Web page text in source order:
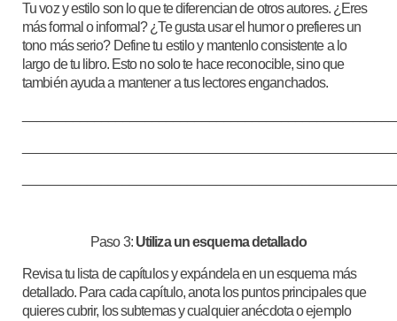
Tu voz y estilo son lo que te diferencian de otros autores. ¿Eres
más formal o informal? ¿Te gusta usar el humor o prefieres un
tono más serio? Define tu estilo y mantenlo consistente a lo
largo de tu libro. Esto no solo te hace reconocible, sino que
también ayuda a mantener a tus lectores enganchados.
Paso 3:Utiliza un esquema detallado
Revisa tu lista de capítulos y expándela en un esquema más
detallado. Para cada capítulo, anota los puntos principales que
quieres cubrir, los subtemas y cualquier anécdota o ejemplo